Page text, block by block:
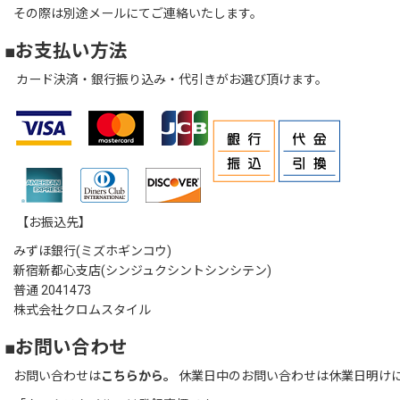
その際は別途メールにてご連絡いたします。
■お支払い方法
カード決済・銀行振り込み・代引きがお選び頂けます。
【お振込先】
みずほ銀行(ミズホギンコウ)
新宿新都心支店(シンジュクシントシンシテン)
普通 2041473
株式会社クロムスタイル
■お問い合わせ
お問い合わせはこちらから。
休業日中のお問い合わせは休業日明け